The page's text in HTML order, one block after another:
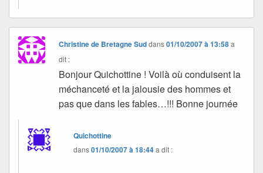
Christine de Bretagne Suddans01/10/2007 à 13:58 a
dit :
Bonjour Quichottine ! Voilà où conduisent la
méchanceté et la jalousie des hommes et
pas que dans les fables…!!! Bonne journée
Quichottine
dans01/10/2007 à 18:44a dit :